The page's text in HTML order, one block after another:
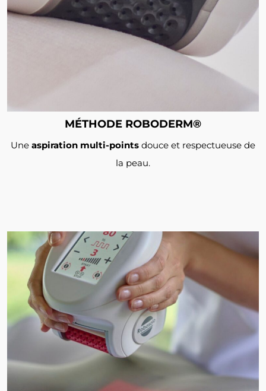
MÉTHODE ROBODERM®
Une aspiration multi-pointsdouce et respectueuse de
la peau.